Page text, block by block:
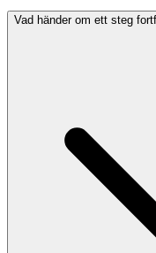
Vad händer om ett steg